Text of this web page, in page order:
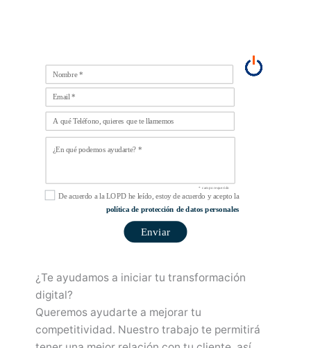
* campo requerido
política de protección de datos personales
De acuerdo a la LOPD he leído, estoy de acuerdo y acepto la
Enviar
¿Te ayudamos a iniciar tu transformación
digital?
Queremos ayudarte a mejorar tu
competitividad. Nuestro trabajo te permitirá